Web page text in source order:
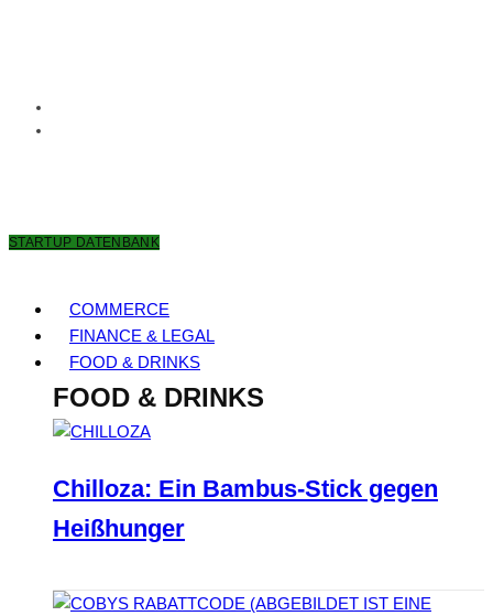
STARTUP DATENBANK
COMMERCE
FINANCE & LEGAL
FOOD & DRINKS
FOOD & DRINKS
Chilloza: Ein Bambus-Stick gegen
Heißhunger